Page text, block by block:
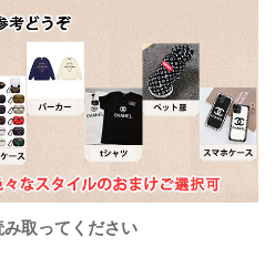
取ってください